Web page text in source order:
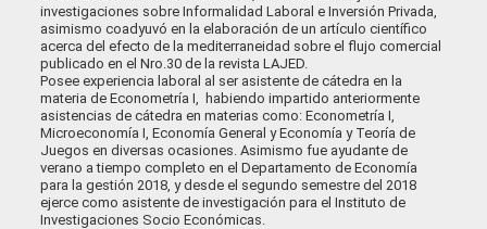
investigaciones sobre Informalidad Laboral e Inversión Privada,
asimismo coadyuvó en la elaboración de un artículo científico
acerca del efecto de la mediterraneidad sobre el flujo comercial
publicado en el Nro.30 de la revista LAJED.
Posee experiencia laboral al ser asistente de cátedra en la
materia de Econometría I, habiendo impartido anteriormente
asistencias de cátedra en materias como: Econometría I,
Microeconomía I, Economía General y Economía y Teoría de
Juegos en diversas ocasiones. Asimismo fue ayudante de
verano a tiempo completo en el Departamento de Economía
para la gestión 2018, y desde el segundo semestre del 2018
ejerce como asistente de investigación para el Instituto de
Investigaciones Socio Económicas.